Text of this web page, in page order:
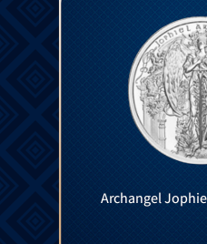
Archangel